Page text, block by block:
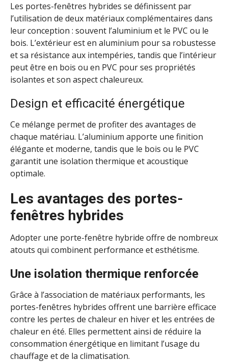
Les portes-fenêtres hybrides se définissent par
l’utilisation de deux matériaux complémentaires dans
leur conception : souvent l’aluminium et le PVC ou le
bois. L’extérieur est en aluminium pour sa robustesse
et sa résistance aux intempéries, tandis que l’intérieur
peut être en bois ou en PVC pour ses propriétés
isolantes et son aspect chaleureux.
Design et efficacité énergétique
Ce mélange permet de profiter des avantages de
chaque matériau. L’aluminium apporte une finition
élégante et moderne, tandis que le bois ou le PVC
garantit une isolation thermique et acoustique
optimale.
Les avantages des portes-
fenêtres hybrides
Adopter une porte-fenêtre hybride offre de nombreux
atouts qui combinent performance et esthétisme.
Une isolation thermique renforcée
Grâce à l’association de matériaux performants, les
portes-fenêtres hybrides offrent une barrière efficace
contre les pertes de chaleur en hiver et les entrées de
chaleur en été. Elles permettent ainsi de réduire la
consommation énergétique en limitant l’usage du
chauffage et de la climatisation.